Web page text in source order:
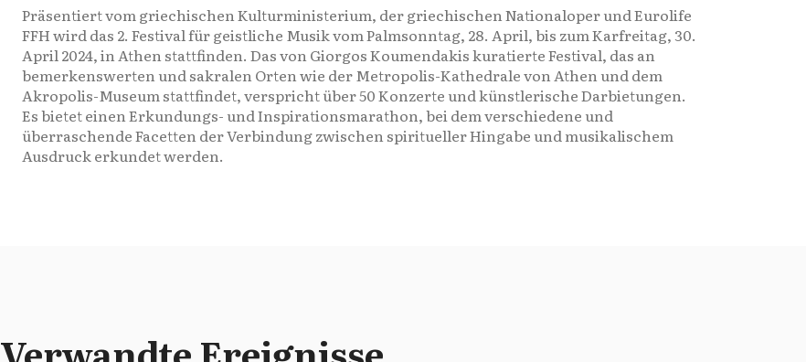
Präsentiert vom griechischen Kulturministerium, der griechischen Nationaloper und Eurolife
FFH wird das 2. Festival für geistliche Musik vom Palmsonntag, 28. April, bis zum Karfreitag, 30.
April 2024, in Athen stattfinden. Das von Giorgos Koumendakis kuratierte Festival, das an
bemerkenswerten und sakralen Orten wie der Metropolis-Kathedrale von Athen und dem
Akropolis-Museum stattfindet, verspricht über 50 Konzerte und künstlerische Darbietungen.
Es bietet einen Erkundungs- und Inspirationsmarathon, bei dem verschiedene und
überraschende Facetten der Verbindung zwischen spiritueller Hingabe und musikalischem
Ausdruck erkundet werden.